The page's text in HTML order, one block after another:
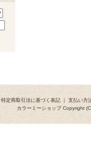
特定商取引法に基づく表記 ｜ 支払い方
カラーミーショップCopyright